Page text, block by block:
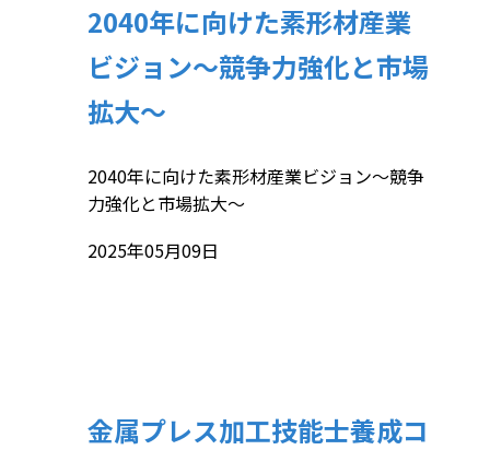
2040年に向けた素形材産業
ビジョン～競争力強化と市場
拡大～
2040年に向けた素形材産業ビジョン～競争
力強化と市場拡大～
2025年05月09日
金属プレス加工技能士養成コ